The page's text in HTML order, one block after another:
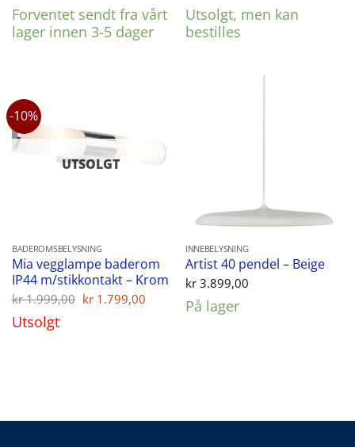
Forventet sendt fra vårt
lager innen 3-5 dager
var:
Utsolgt, men kan
bestilles
-10%
UTSOLGT
BADEROMSBELYSNING
Mia vegglampe baderom
IP44 m/stikkontakt – Krom
kr1.999,00 Opprinnelig
kr 1.799,00 Nåværende
Utsolgt
INNEBELYSNING
Artist 40 pendel – Beige
kr3.899,00
På lager